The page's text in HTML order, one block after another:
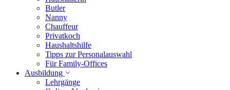
Butler
Nanny
Chauffeur
Privatkoch
Haushaltshilfe
Tipps zur Personalauswahl
Für Family-Offices
Ausbildung
Lehrgänge